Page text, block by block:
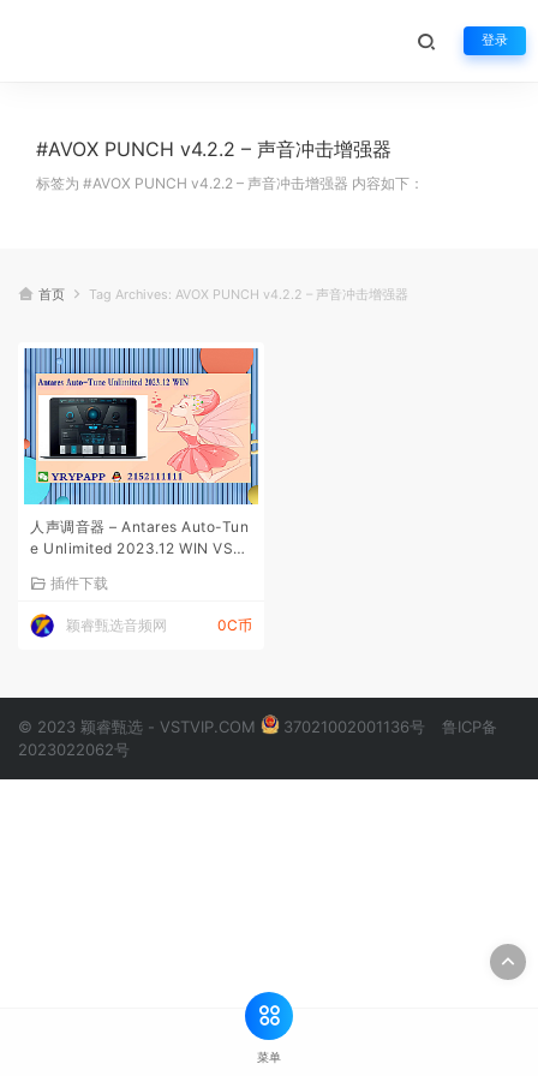
登录
#AVOX PUNCH v4.2.2 – 声音冲击增强器
标签为 #AVOX PUNCH v4.2.2 – 声音冲击增强器 内容如下：
首页 Tag Archives: AVOX PUNCH v4.2.2 – 声音冲击增强器
人声调音器 – Antares Auto-Tun
e Unlimited 2023.12 WIN VST
插件下载
颖睿甄选音频网 0C币
© 2023 颖睿甄选 - VSTVIP.COM 37021002001136号
鲁ICP备
2023022062号
菜单